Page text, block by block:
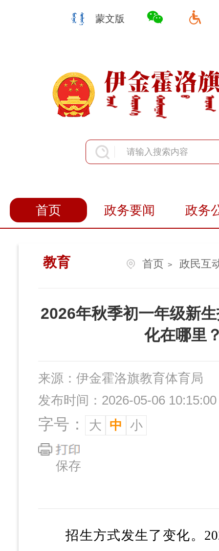
蒙文版
首页 政务要闻
政务
教育 首页 > 政民互
2026年秋季初一年级新
化在哪里
来源： 伊金霍洛旗教育体育局
发布时间：2026-05-06 10:15:00
字号： 大 中 小
保存
招生方式发生了变化。